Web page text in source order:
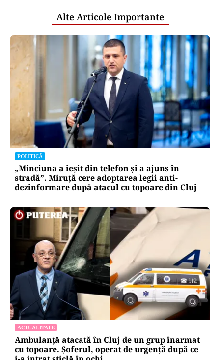
Alte Articole Importante
POLITICĂ
„Minciuna a ieșit din telefon și a ajuns în
stradă”. Miruță cere adoptarea legii anti-
dezinformare după atacul cu topoare din Cluj
ACTUALITATE
Ambulanță atacată în Cluj de un grup înarmat
cu topoare. Șoferul, operat de urgență după ce